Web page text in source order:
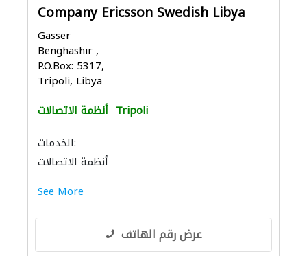
Company Ericsson Swedish Libya
Gasser
Benghashir ,
P.O.Box: 5317,
Tripoli, Libya
أنظمة الاتصالات Tripoli
الخدمات:
أنظمة الاتصالات
See More
عرض رقم الهاتف